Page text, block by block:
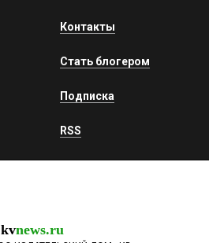
Контакты
Стать блогером
Подписка
RSS
kvnews.ru